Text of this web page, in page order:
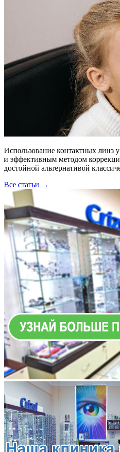
Использование контактных линз
и эффективным методом
достойной альтернативой
Все статьи →